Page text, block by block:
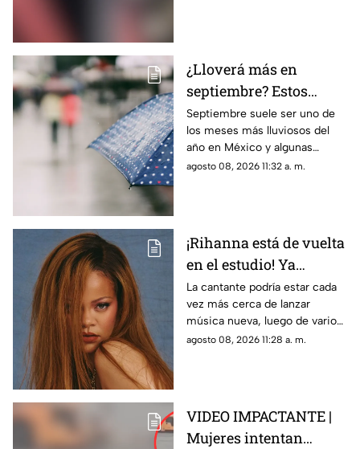
¿Lloverá más en
septiembre? Estos
estados de México
podrían recibir más
lluvias
Septiembre suele ser uno de
los meses más lluviosos del
año en México y algunas
regiones del país concentran
agosto 08, 2026 11:32 a. m.
¡Rihanna está de vuelta
en el estudio! Ya
prepara su esperado
nuevo álbum
La cantante podría estar cada
vez más cerca de lanzar
música nueva, luego de varios
años alejada de los discos.
agosto 08, 2026 11:28 a. m.
VIDEO IMPACTANTE |
Mujeres intentan